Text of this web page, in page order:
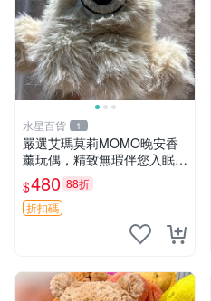
水星百貨 1
嚴選艾瑪莫莉MOMO晚安香
薰玩偶，精致無瑕伴您入眠
晚安精靈 香薰玩具 玩偶收藏
$480 88折
折扣碼